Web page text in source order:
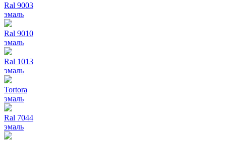
Ral 9003
эмаль
Ral 9010
эмаль
Ral 1013
эмаль
Tortora
эмаль
Ral 7044
эмаль